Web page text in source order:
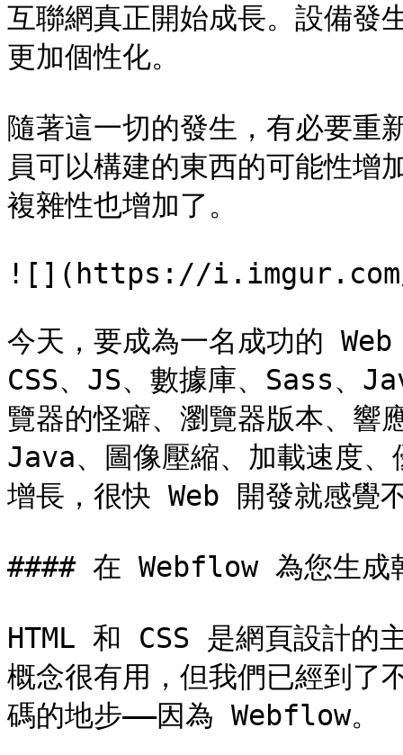
互聯網真正開始成長。設備發
更加個性化。
隨著這一切的發生，有必要重
員可以構建的東西的可能性增
複雜性也增加了。
![](https://i.imgur.com/
今天，要成為一名成功的
CSS、JS、數據庫、Sass、
覽器的怪癖、瀏覽器版本、
Java、圖像壓縮、加載速度
增長，很快 Web 開發就感覺
#### 在 Webflow 為您生成
HTML 和 CSS 是網頁設計的
概念很有用，但我們已經到
碼的地步——因為 Webflow。